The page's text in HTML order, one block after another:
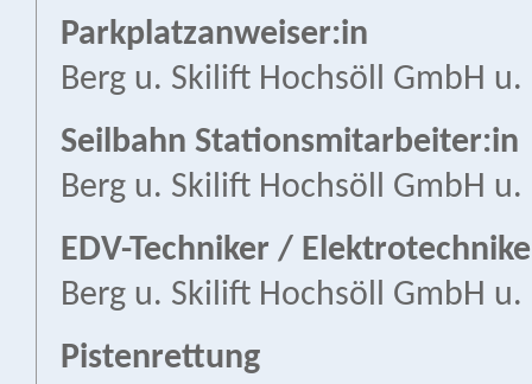
Parkplatzanweiser:in
Berg u. Skilift Hochsöll GmbH u.
Seilbahn Stationsmitarbeiter:in
Berg u. Skilift Hochsöll GmbH u.
EDV-Techniker /
Berg u. Skilift Hochsöll GmbH u.
Pistenrettung